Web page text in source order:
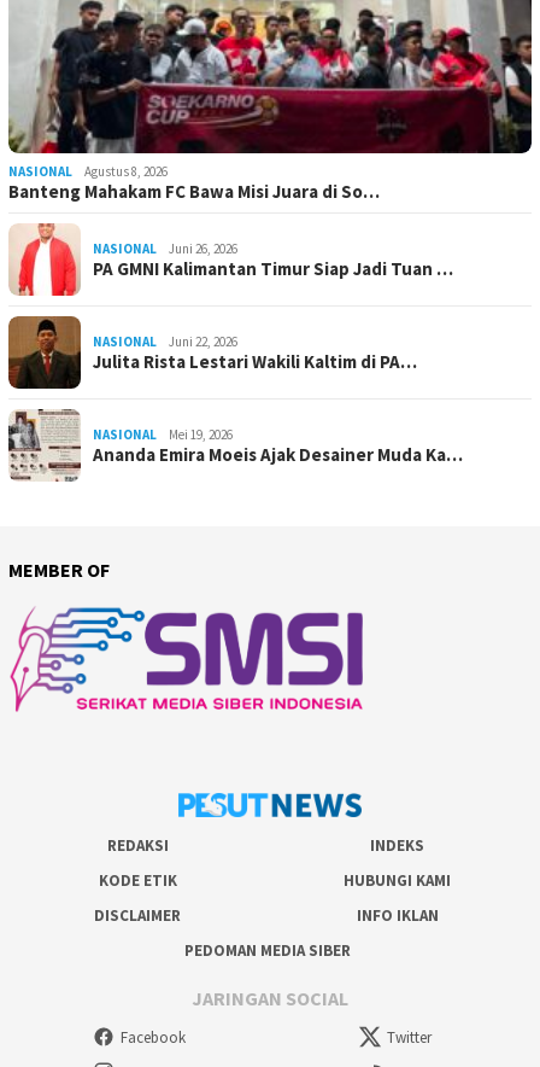
NASIONAL Agustus 8, 2026
Banteng Mahakam FC Bawa Misi Juara di So…
NASIONAL Juni 26, 2026
PA GMNI Kalimantan Timur Siap Jadi Tuan …
NASIONAL Juni 22, 2026
Julita Rista Lestari Wakili Kaltim di PA…
NASIONAL Mei 19, 2026
Ananda Emira Moeis Ajak Desainer Muda Ka…
MEMBER OF
REDAKSI
INDEKS
KODE ETIK
HUBUNGI KAMI
DISCLAIMER
INFO IKLAN
PEDOMAN MEDIA SIBER
JARINGAN SOCIAL
Facebook
Twitter